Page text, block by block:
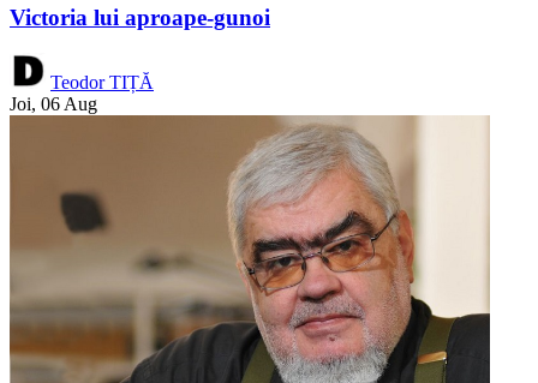
Victoria lui aproape-gunoi
Teodor TIȚĂ
Joi, 06 Aug